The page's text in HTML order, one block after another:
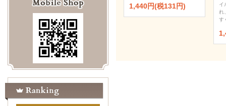
1,440円(税131円)
イ
れ
す